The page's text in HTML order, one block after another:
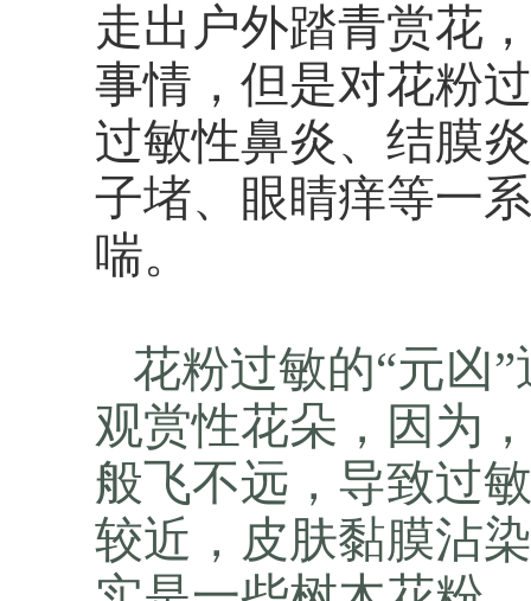
走出户外踏青赏花
事情，但是对花粉
过敏性鼻炎、结膜
子堵、眼睛痒等一
喘。
花粉过敏的“元凶
观赏性花朵，因为
般飞不远，导致过
较近，皮肤黏膜沾